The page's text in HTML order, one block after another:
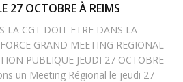
27 OCTOBRE À REIMS
LA CGT DOIT ETRE DANS LA
GRAND MEETING REGIONAL
PUBLIQUE JEUDI 27 OCTOBRE -
un Meeting Régional le jeudi 27